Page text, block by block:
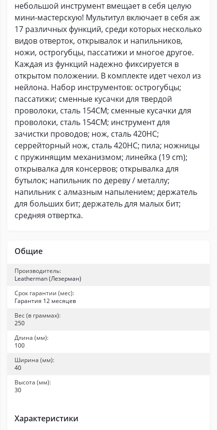
небольшой инструмент вмещает в себя целую
мини-мастерскую! Мультитул включает в себя аж
17 различных функций, среди которых несколько
видов отверток, открывалок и напильников,
ножи, острогубцы, пассатижи и многое другое.
Каждая из функций надежно фиксируется в
открытом положении. В комплекте идет чехол из
нейлона. Набор инструментов: острогубцы;
пассатижи; сменные кусачки для твердой
проволоки, сталь 154CM; сменные кусачки для
проволоки, сталь 154CM; инструмент для
зачистки проводов; нож, сталь 420HC;
серрейторный нож, сталь 420HC; пила; ножницы
с пружинящим механизмом; линейка (19 cm);
открывалка для консервов; открывалка для
бутылок; напильник по дереву / металлу;
напильник с алмазным напылением; держатель
для больших бит; держатель для малых бит;
средняя отвертка.
Общие
Производитель:
Leatherman (Лезерман)
Срок гарантии (мес):
Гарантия 12 месяцев
Вес (в граммах):
250
Длина (мм):
100
Ширина (мм):
40
Высота (мм):
30
Характеристики